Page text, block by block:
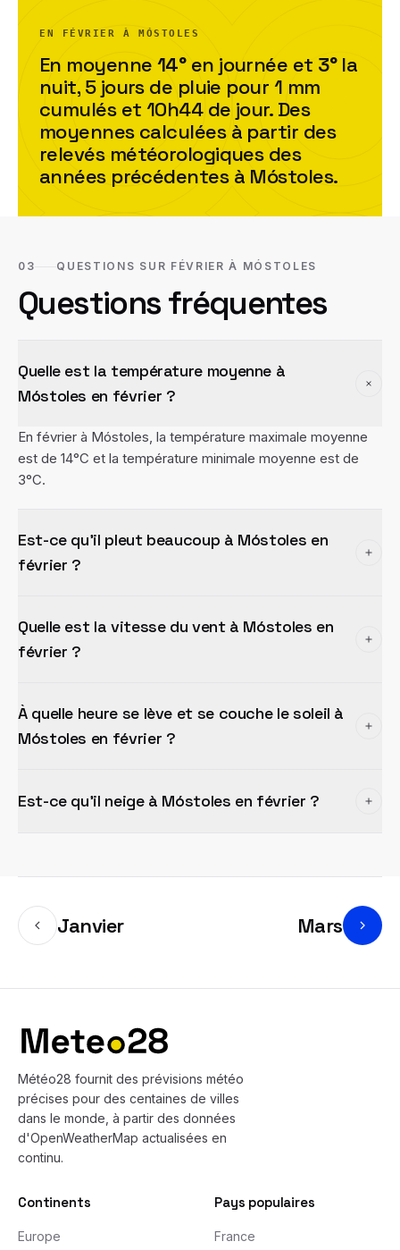
EN FÉVRIER À MÓSTOLES
En moyenne 14°en journée et 3°la
nuit, 5joursde pluie pour 1 mm
cumulés et 10h44de jour. Des
moyennes calculées à partir des
relevés météorologiques des
années précédentes à Móstoles.
03 QUESTIONS SUR FÉVRIER À MÓSTOLES
Questions fréquentes
Quelle est la température moyenne à
Móstoles en février ?
En février à Móstoles, la température maximale moyenne
est de 14°C et la température minimale moyenne est de
3°C.
Est-ce qu'il pleut beaucoup à Móstoles en
février ?
Quelle est la vitesse du vent à Móstoles en
février ?
À quelle heure se lève et se couche le soleil à
Móstoles en février ?
Est-ce qu'il neige à Móstoles en février ?
Janvier Mars
Météo28 fournit des prévisions météo
précises pour des centaines de villes
dans le monde, à partir des données
d'OpenWeatherMap actualisées en
continu.
Continents
Europe
Pays populaires
France